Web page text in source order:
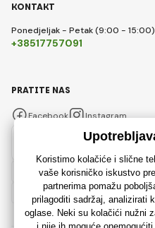
KONTAKT
Ponedjeljak - Petak (9:00 - 15:00)
+38517757091
PRATITE NAS
Facebook Instagram